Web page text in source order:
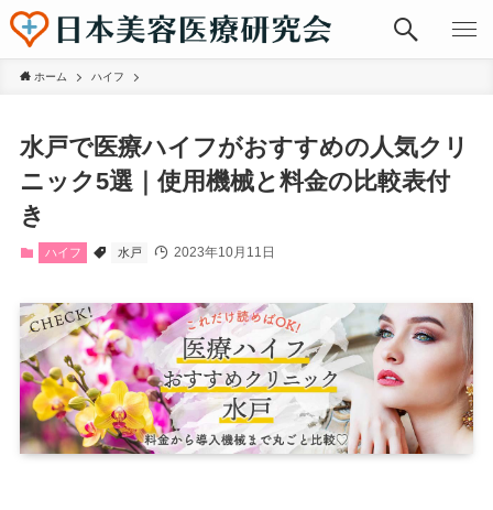
ホーム ハイフ
水戸で医療ハイフがおすすめの人気クリ
ニック5選｜使用機械と料金の比較表付
き
ハイフ 水戸 2023年10月11日